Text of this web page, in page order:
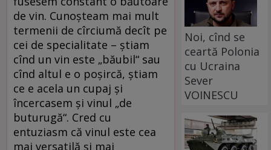
de vin. Cunoșteam mai mult
termenii de cîrciumă decît pe
cei de specialitate – știam
cînd un vin este „băubil“ sau
cînd altul e o poșircă, știam
ce e acela un cupaj și
încercasem și vinul „de
buturugă“. Cred cu
entuziasm că vinul este cea
mai versatilă și mai
Noi, cînd se
ceartă Polonia
cu Ucraina
Sever
VOINESCU